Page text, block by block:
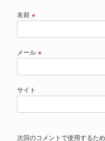
名前 ※
メール ※
サイト
次回のコメントで使用するた